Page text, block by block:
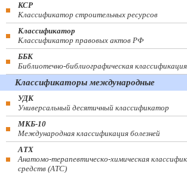
КСР
Классификатор строительных ресурсов
Классификатор
Классификатор правовых актов РФ
ББК
Библиотечно-библиографическая классификация
Классификаторы международные
УДК
Универсальный десятичный классификатор
МКБ-10
Международная классификация болезней
АТХ
Анатомо-терапевтическо-химическая
средств (ATC)